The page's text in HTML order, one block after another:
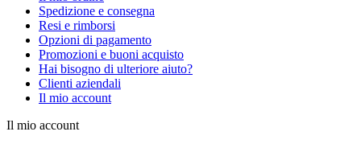
Spedizione e consegna
Resi e rimborsi
Opzioni di pagamento
Promozioni e buoni acquisto
Hai bisogno di ulteriore aiuto?
Clienti aziendali
Il mio account
Il mio account